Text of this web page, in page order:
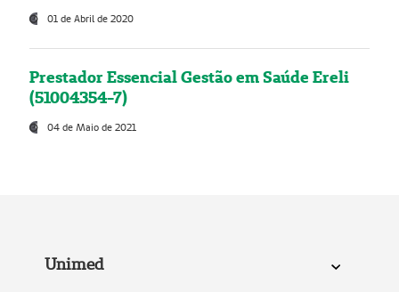
01 de Abril de 2020
Prestador Essencial Gestão em Saúde Ereli
(51004354-7)
04 de Maio de 2021
Unimed